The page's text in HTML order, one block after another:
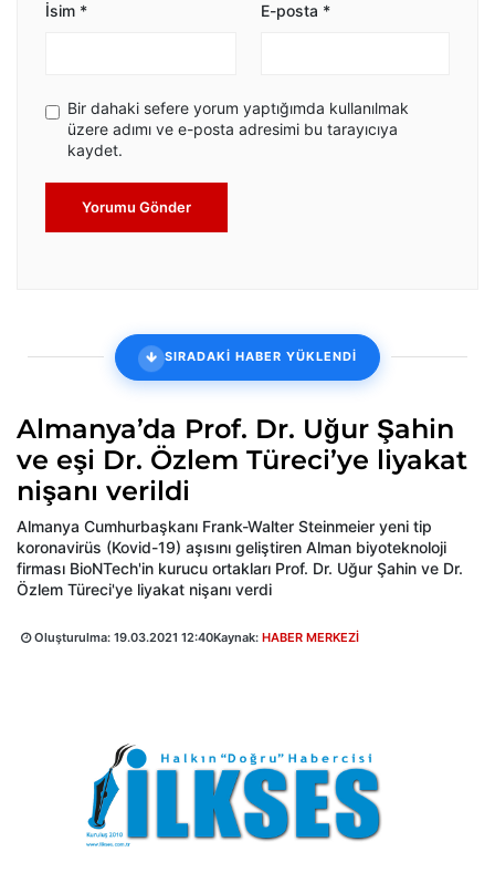
İsim * E-posta *
Bir dahaki sefere yorum yaptığımda kullanılmak
üzere adımı ve e-posta adresimi bu tarayıcıya
kaydet.
Yorumu Gönder
SIRADAKİ HABER YÜKLENDİ
Almanya’da Prof. Dr. Uğur Şahin
ve eşi Dr. Özlem Türeci’ye liyakat
nişanı verildi
Almanya Cumhurbaşkanı Frank-Walter Steinmeier yeni tip
koronavirüs (Kovid-19) aşısını geliştiren Alman biyoteknoloji
firması BioNTech'in kurucu ortakları Prof. Dr. Uğur Şahin ve Dr.
Özlem Türeci'ye liyakat nişanı verdi
Oluşturulma: 19.03.2021 12:40Kaynak: HABER MERKEZİ